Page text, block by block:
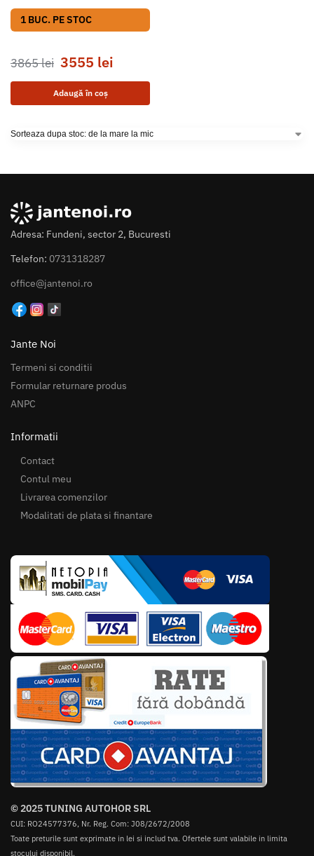
1 BUC. PE STOC
3865lei 3555 lei
Adaugă în coș
Adresa: Fundeni, sector 2, Bucuresti
Telefon: 0731318287
office@jantenoi.ro
Jante Noi
Termeni si conditii
Formular returnare produs
ANPC
Informatii
Contact
Contul meu
Livrarea comenzilor
Modalitati de plata si finantare
© 2025 TUNING AUTOHOR SRL
CUI: RO24577376, Nr. Reg. Com: J08/2672/2008
Toate preturile sunt exprimate in lei si includ tva. Ofertele sunt valabile in limita
stocului disponibil.